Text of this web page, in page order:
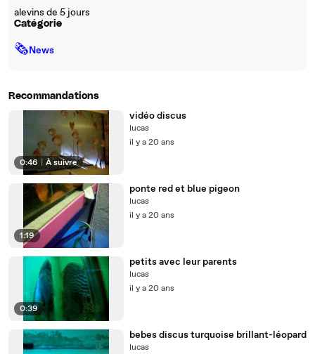
alevins de 5 jours
Catégorie
🗞News
Recommandations
0:46 À suivre
vidéo discus
lucas
il y a 20 ans
1:19
ponte red et blue pigeon
lucas
il y a 20 ans
0:39
petits avec leur parents
lucas
il y a 20 ans
bebes discus turquoise brillant-léopard
lucas